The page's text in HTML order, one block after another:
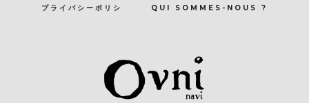
プライバシーポリシ QUI SOMMES-NOUS ?